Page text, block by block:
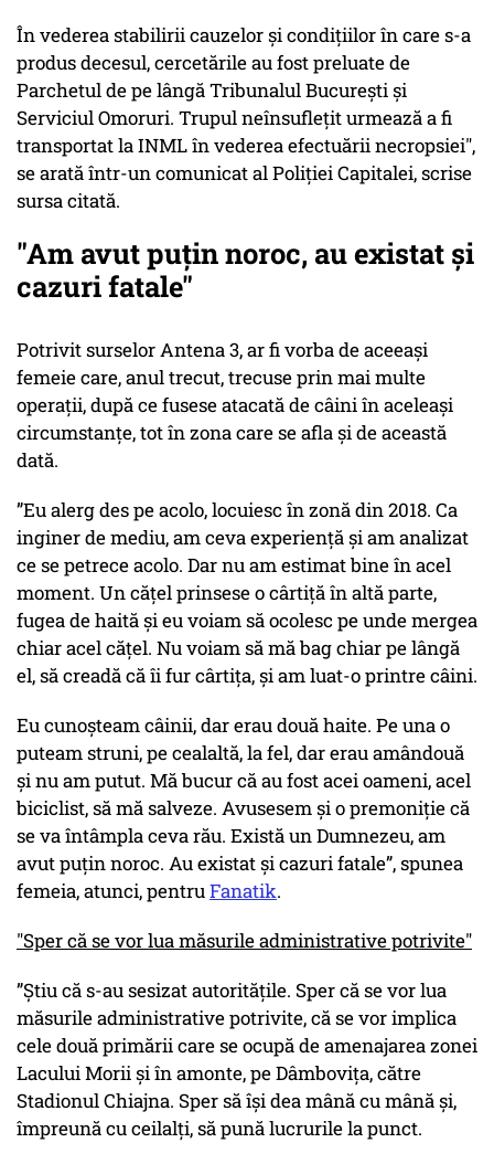
În vederea stabilirii cauzelor și condițiilor în care s-a
produs decesul, cercetările au fost preluate de
Parchetul de pe lângă Tribunalul București și
Serviciul Omoruri. Trupul neînsuflețit urmează a fi
transportat la INML în vederea efectuării necropsiei",
se arată într-un comunicat al Poliţiei Capitalei, scrise
sursa citată.
"Am avut puțin noroc, au existat și
cazuri fatale"
Potrivit surselor Antena 3, ar fi vorba de aceeași
femeie care, anul trecut, trecuse prin mai multe
operații, după ce fusese atacată de câini în aceleași
circumstanțe, tot în zona care se afla și de această
dată.
”Eu alerg des pe acolo, locuiesc în zonă din 2018. Ca
inginer de mediu, am ceva experiență și am analizat
ce se petrece acolo. Dar nu am estimat bine în acel
moment. Un cățel prinsese o cârtiță în altă parte,
fugea de haită și eu voiam să ocolesc pe unde mergea
chiar acel cățel. Nu voiam să mă bag chiar pe lângă
el, să creadă că îi fur cârtița, și am luat-o printre câini.
Eu cunoșteam câinii, dar erau două haite. Pe una o
puteam struni, pe cealaltă, la fel, dar erau amândouă
și nu am putut. Mă bucur că au fost acei oameni, acel
biciclist, să mă salveze. Avusesem și o premoniție că
se va întâmpla ceva rău. Există un Dumnezeu, am
avut puțin noroc. Au existat și cazuri fatale”, spunea
femeia, atunci, pentruFanatik.
"Sper că se vor lua măsurile administrative potrivite"
”Știu că s-au sesizat autoritățile. Sper că se vor lua
măsurile administrative potrivite, că se vor implica
cele două primării care se ocupă de amenajarea zonei
Lacului Morii și în amonte, pe Dâmbovița, către
Stadionul Chiajna. Sper să își dea mână cu mână și,
împreună cu ceilalți, să pună lucrurile la punct.